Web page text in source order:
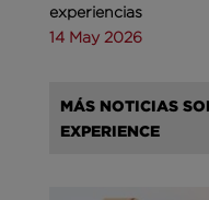
experiencias
14 May 2026
MÁS NOTICIAS
EXPERIENCE